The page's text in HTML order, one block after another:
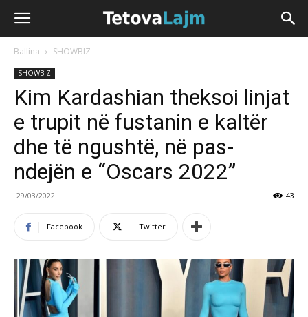
Ballina SHOWBIZ
SHOWBIZ
Kim Kardashian theksoi linjat
e trupit në fustanin e kaltër
dhe të ngushtë, në pas-
ndejën e “Oscars 2022”
29/03/2022 43
Facebook Twitter